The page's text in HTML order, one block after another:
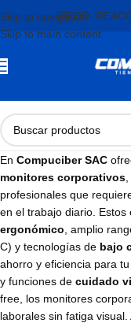
Skip to navigation
Skip to main content
PROD.
En Compuciber SAC
monitores corporativos
profesionales que
en el trabajo diario. Estos
ergonómico , amplio
C) y tecnologías de bajo
ahorro y eficiencia para
y funciones de cuidado
free, los monitores
laborales sin fatiga